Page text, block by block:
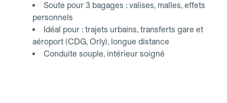
Soute pour 3 bagages : valises, malles, effets
personnels
Idéal pour : trajets urbains, transferts gare et
aéroport (CDG, Orly), longue distance
Conduite souple, intérieur soigné